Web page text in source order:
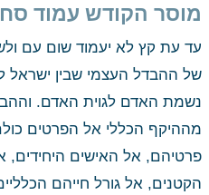
מוסר הקודש עמוד סח